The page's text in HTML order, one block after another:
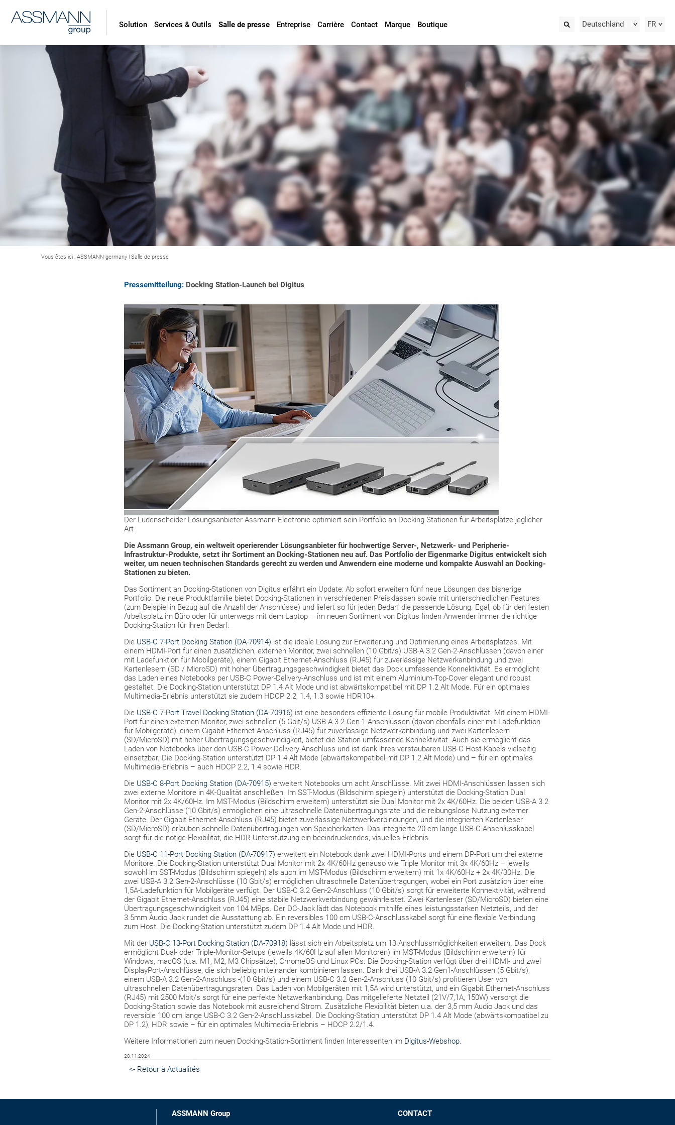
Deutschland FR
Solution Services & Outils Salle de presse Entreprise Carrière Contact Marque Boutique
Vous êtes ici : ASSMANN germany | Salle de presse
Pressemitteilung: Docking Station-Launch bei Digitus
Der Lüdenscheider Lösungsanbieter Assmann Electronic optimiert sein Portfolio an Docking Stationen für Arbeitsplätze jeglicher
Art
Die Assmann Group, ein weltweit operierender Lösungsanbieter für hochwertige Server-, Netzwerk- und Peripherie-
Infrastruktur-Produkte, setzt ihr Sortiment an Docking-Stationen neu auf. Das Portfolio der Eigenmarke Digitus entwickelt sich
weiter, um neuen technischen Standards gerecht zu werden und Anwendern eine moderne und kompakte Auswahl an Docking-
Stationen zu bieten.
Das Sortiment an Docking-Stationen von Digitus erfährt ein Update: Ab sofort erweitern fünf neue Lösungen das bisherige
Portfolio. Die neue Produktfamilie bietet Docking-Stationen in verschiedenen Preisklassen sowie mit unterschiedlichen Features
(zum Beispiel in Bezug auf die Anzahl der Anschlüsse) und liefert so für jeden Bedarf die passende Lösung. Egal, ob für den festen
Arbeitsplatz im Büro oder für unterwegs mit dem Laptop – im neuen Sortiment von Digitus finden Anwender immer die richtige
Docking-Station für ihren Bedarf.
Die USB-C 7-Port Docking Station (DA-70914) ist die ideale Lösung zur Erweiterung und Optimierung eines Arbeitsplatzes. Mit
einem HDMI-Port für einen zusätzlichen, externen Monitor, zwei schnellen (10 Gbit/s) USB-A 3.2 Gen-2-Anschlüssen (davon einer
mit Ladefunktion für Mobilgeräte), einem Gigabit Ethernet-Anschluss (RJ45) für zuverlässige Netzwerkanbindung und zwei
Kartenlesern (SD / MicroSD) mit hoher Übertragungsgeschwindigkeit bietet das Dock umfassende Konnektivität. Es ermöglicht
das Laden eines Notebooks per USB-C Power-Delivery-Anschluss und ist mit einem Aluminium-Top-Cover elegant und robust
gestaltet. Die Docking-Station unterstützt DP 1.4 Alt Mode und ist abwärtskompatibel mit DP 1.2 Alt Mode. Für ein optimales
Multimedia-Erlebnis unterstützt sie zudem HDCP 2.2, 1.4, 1.3 sowie HDR10+.
Die USB-C 7-Port Travel Docking Station (DA-70916) ist eine besonders effiziente Lösung für mobile Produktivität. Mit einem HDMI-
Port für einen externen Monitor, zwei schnellen (5 Gbit/s) USB-A 3.2 Gen-1-Anschlüssen (davon ebenfalls einer mit Ladefunktion
für Mobilgeräte), einem Gigabit Ethernet-Anschluss (RJ45) für zuverlässige Netzwerkanbindung und zwei Kartenlesern
(SD/MicroSD) mit hoher Übertragungsgeschwindigkeit, bietet die Station umfassende Konnektivität. Auch sie ermöglicht das
Laden von Notebooks über den USB-C Power-Delivery-Anschluss und ist dank ihres verstaubaren USB-C Host-Kabels vielseitig
einsetzbar. Die Docking-Station unterstützt DP 1.4 Alt Mode (abwärtskompatibel mit DP 1.2 Alt Mode) und – für ein optimales
Multimedia-Erlebnis – auch HDCP 2.2, 1.4 sowie HDR.
Die USB-C 8-Port Docking Station (DA-70915) erweitert Notebooks um acht Anschlüsse. Mit zwei HDMI-Anschlüssen lassen sich
zwei externe Monitore in 4K-Qualität anschließen. Im SST-Modus (Bildschirm spiegeln) unterstützt die Docking-Station Dual
Monitor mit 2x 4K/60Hz. Im MST-Modus (Bildschirm erweitern) unterstützt sie Dual Monitor mit 2x 4K/60Hz. Die beiden USB-A 3.2
Gen-2-Anschlüsse (10 Gbit/s) ermöglichen eine ultraschnelle Datenübertragungsrate und die reibungslose Nutzung externer
Geräte. Der Gigabit Ethernet-Anschluss (RJ45) bietet zuverlässige Netzwerkverbindungen, und die integrierten Kartenleser
(SD/MicroSD) erlauben schnelle Datenübertragungen von Speicherkarten. Das integrierte 20 cm lange USB-C-Anschlusskabel
sorgt für die nötige Flexibilität, die HDR-Unterstützung ein beeindruckendes, visuelles Erlebnis.
Die USB-C 11-Port Docking Station (DA-70917) erweitert ein Notebook dank zwei HDMI-Ports und einem DP-Port um drei externe
Monitore. Die Docking-Station unterstützt Dual Monitor mit 2x 4K/60Hz genauso wie Triple Monitor mit 3x 4K/60Hz – jeweils
sowohl im SST-Modus (Bildschirm spiegeln) als auch im MST-Modus (Bildschirm erweitern) mit 1x 4K/60Hz + 2x 4K/30Hz. Die
zwei USB-A 3.2 Gen-2-Anschlüsse (10 Gbit/s) ermöglichen ultraschnelle Datenübertragungen, wobei ein Port zusätzlich über eine
1,5A-Ladefunktion für Mobilgeräte verfügt. Der USB-C 3.2 Gen-2-Anschluss (10 Gbit/s) sorgt für erweiterte Konnektivität, während
der Gigabit Ethernet-Anschluss (RJ45) eine stabile Netzwerkverbindung gewährleistet. Zwei Kartenleser (SD/MicroSD) bieten eine
Übertragungsgeschwindigkeit von 104 MBps. Der DC-Jack lädt das Notebook mithilfe eines leistungsstarken Netzteils, und der
3.5mm Audio Jack rundet die Ausstattung ab. Ein reversibles 100 cm USB-C-Anschlusskabel sorgt für eine flexible Verbindung
zum Host. Die Docking-Station unterstützt zudem DP 1.4 Alt Mode und HDR.
Mit der USB-C 13-Port Docking Station (DA-70918) lässt sich ein Arbeitsplatz um 13 Anschlussmöglichkeiten erweitern. Das Dock
ermöglicht Dual- oder Triple-Monitor-Setups (jeweils 4K/60Hz auf allen Monitoren) im MST-Modus (Bildschirm erweitern) für
Windows, macOS (u.a. M1, M2, M3 Chipsätze), ChromeOS und Linux PCs. Die Docking-Station verfügt über drei HDMI- und zwei
DisplayPort-Anschlüsse, die sich beliebig miteinander kombinieren lassen. Dank drei USB-A 3.2 Gen1-Anschlüssen (5 Gbit/s),
einem USB-A 3.2 Gen-2-Anschluss -(10 Gbit/s) und einem USB-C 3.2 Gen-2-Anschluss (10 Gbit/s) profitieren User von
ultraschnellen Datenübertragungsraten. Das Laden von Mobilgeräten mit 1,5A wird unterstützt, und ein Gigabit Ethernet-Anschluss
(RJ45) mit 2500 Mbit/s sorgt für eine perfekte Netzwerkanbindung. Das mitgelieferte Netzteil (21V/7,1A, 150W) versorgt die
Docking-Station sowie das Notebook mit ausreichend Strom. Zusätzliche Flexibilität bieten u.a. der 3,5 mm Audio Jack und das
reversible 100 cm lange USB-C 3.2 Gen-2-Anschlusskabel. Die Docking-Station unterstützt DP 1.4 Alt Mode (abwärtskompatibel zu
DP 1.2), HDR sowie – für ein optimales Multimedia-Erlebnis – HDCP 2.2/1.4.
Weitere Informationen zum neuen Docking-Station-Sortiment finden Interessenten im Digitus-Webshop.
20.11.2024
<- Retour à Actualités
ASSMANN Group CONTACT